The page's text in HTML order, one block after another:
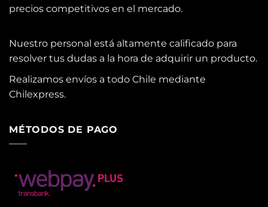
precios competitivos en el mercado.
Nuestro personal está altamente calificado para
resolver tus dudas a la hora de adquirir un producto.
Realizamos envíos a todo Chile mediante
Chilexpress.
MÉTODOS DE PAGO